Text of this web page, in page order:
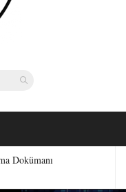
Dokümanı